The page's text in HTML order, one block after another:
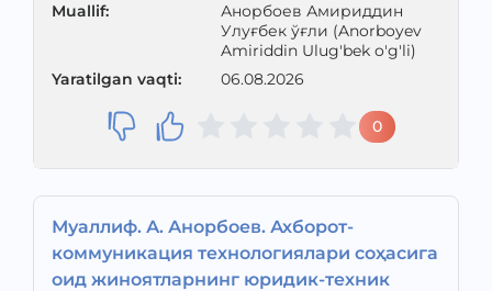
Muallif:
Анорбоев Амириддин
Улуғбек ўғли (Anorboyev
Amiriddin Ulug'bek o'g'li)
Yaratilgan vaqti: 06.08.2026
0
Муаллиф. А. Анорбоев. Ахборот-
коммуникация технологиялари соҳасига
оид жиноятларнинг юридик-техник